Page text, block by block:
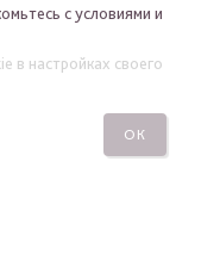
по электронной
с условиями и
в настройках своего
ОК